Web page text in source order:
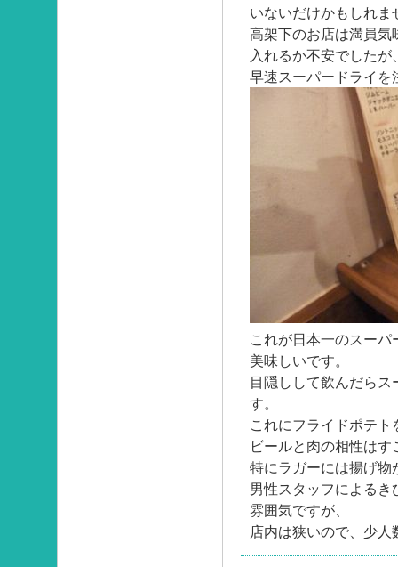
いないだけかもしれま
高架下のお店は満員気
入れるか不安でした
早速スーパードライを
これが日本一のスーパ
美味しいです。
目隠しして飲んだら
す。
これにフライドポテト
ビールと肉の相性は
特にラガーには揚げ物
男性スタッフによる
雰囲気ですが、
店内は狭いので、少